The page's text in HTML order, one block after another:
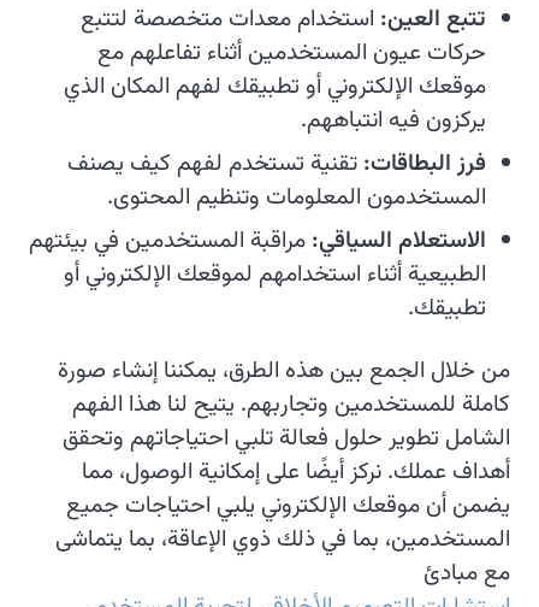
تتبع العين: استخدام معدات متخصصة لتتبع
حركات عيون المستخدمين أثناء تفاعلهم مع
موقعك الإلكتروني أو تطبيقك لفهم المكان الذي
يركزون فيه انتباههم.
فرز البطاقات: تقنية تستخدم لفهم كيف يصنف
المستخدمون المعلومات وتنظيم المحتوى.
الاستعلام السياقي: مراقبة المستخدمين في بيئتهم
الطبيعية أثناء استخدامهم لموقعك الإلكتروني أو
تطبيقك.
من خلال الجمع بين هذه الطرق، يمكننا إنشاء صورة
كاملة للمستخدمين وتجاربهم. يتيح لنا هذا الفهم
الشامل تطوير حلول فعالة تلبي احتياجاتهم وتحقق
أهداف عملك. نركز أيضًا على إمكانية الوصول، مما
يضمن أن موقعك الإلكتروني يلبي احتياجات جميع
المستخدمين، بما في ذلك ذوي الإعاقة، بما يتماشى
مع مبادئ